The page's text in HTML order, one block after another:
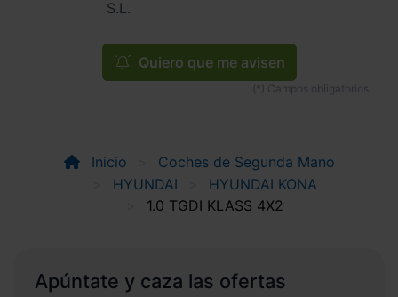
S.L.
Quiero que me avisen
Inicio
Coches de Segunda Mano
HYUNDAI
HYUNDAI KONA
1.0 TGDI KLASS 4X2
Apúntate y caza las ofertas